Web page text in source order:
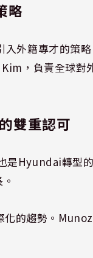
略
外籍專才的策
，負責全球對
雙重認可
是Hyundai轉型
的趨勢。